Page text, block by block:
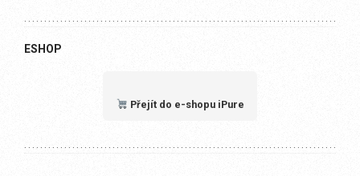
ESHOP
Přejít do e-shopu iPure